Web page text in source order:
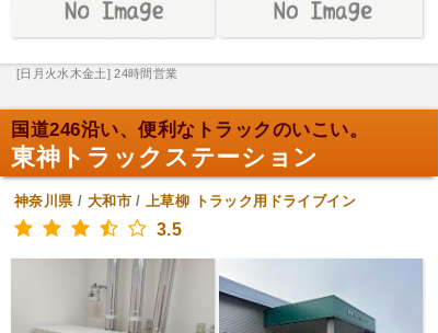
[日月火水木金土] 24時間営業
国道246沿い、便利なトラックのいこい。
東神トラックステーション
神奈川県/ 大和市/上草柳 トラック用ドライブイン
3.5